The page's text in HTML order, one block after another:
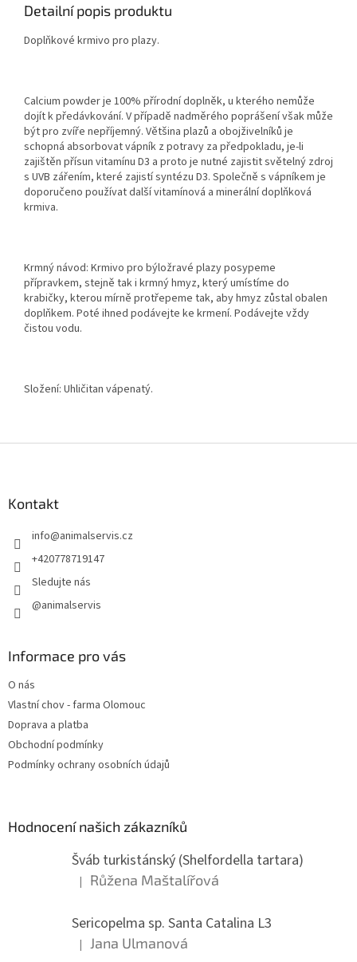
Detailní popis produktu
Doplňkové krmivo pro plazy.
Calcium powder je 100% přírodní doplněk, u kterého nemůže
dojít k předávkování. V případě nadměrého poprášení však může
být pro zvíře nepříjemný. Většina plazů a obojživelníků je
schopná absorbovat vápník z potravy za předpokladu, je-li
zajištěn přísun vitamínu D3 a proto je nutné zajistit světelný zdroj
s UVB zářením, které zajistí syntézu D3. Společně s vápníkem je
doporučeno používat další vitamínová a minerální doplňková
krmiva.
Krmný návod: Krmivo pro býložravé plazy posypeme
přípravkem, stejně tak i krmný hmyz, který umístíme do
krabičky, kterou mírně protřepeme tak, aby hmyz zůstal obalen
doplňkem. Poté ihned podávejte ke krmení. Podávejte vždy
čistou vodu.
Složení: Uhličitan vápenatý.
Kontakt
info@animalservis.cz
+420778719147
Sledujte nás
@animalservis
Informace pro vás
O nás
Vlastní chov - farma Olomouc
Doprava a platba
Obchodní podmínky
Podmínky ochrany osobních údajů
Hodnocení našich zákazníků
Šváb turkistánský (Shelfordella tartara)
Hodnocení produktu je 5 z 5 hvězdiček.
| Růžena Maštalířová
Sericopelma sp. Santa Catalina L3
Hodnocení produktu je 5 z 5 hvězdiček.
| Jana Ulmanová